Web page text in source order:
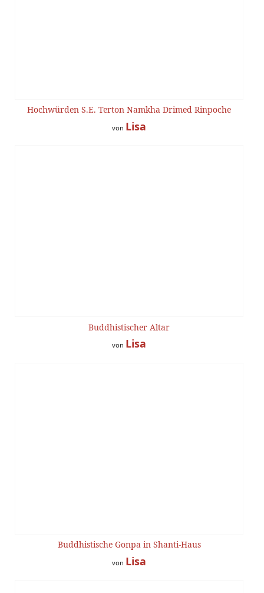
Hochwürden S.E. Terton Namkha Drimed Rinpoche
von Lisa
Buddhistischer Altar
von Lisa
Buddhistische Gonpa in Shanti-Haus
von Lisa